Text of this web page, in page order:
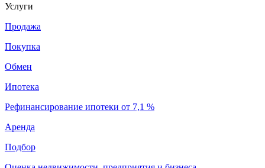
Услуги
Продажа
Покупка
Обмен
Ипотека
Рефинансирование ипотеки от 7,1 %
Аренда
Подбор